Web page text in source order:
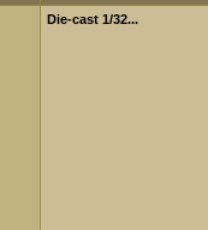
Die-cast 1/32...